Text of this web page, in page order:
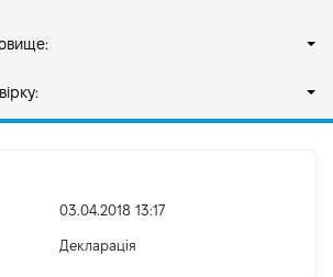
03.04.2018 13:17
Декларація